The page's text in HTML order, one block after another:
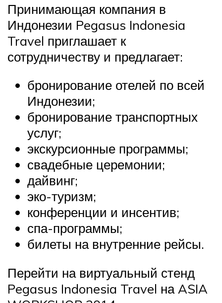
Принимающая компания в
Индонезии Pegasus Indonesia
Travel приглашает к
сотрудничеству и предлагает:
бронирование отелей по всей
Индонезии;
бронирование транспортных
услуг;
экскурсионные программы;
свадебные церемонии;
дайвинг;
эко-туризм;
конференции и инсентив;
спа-программы;
билеты на внутренние рейсы.
Перейти на виртуальный стенд
Pegasus Indonesia Travel на ASIA